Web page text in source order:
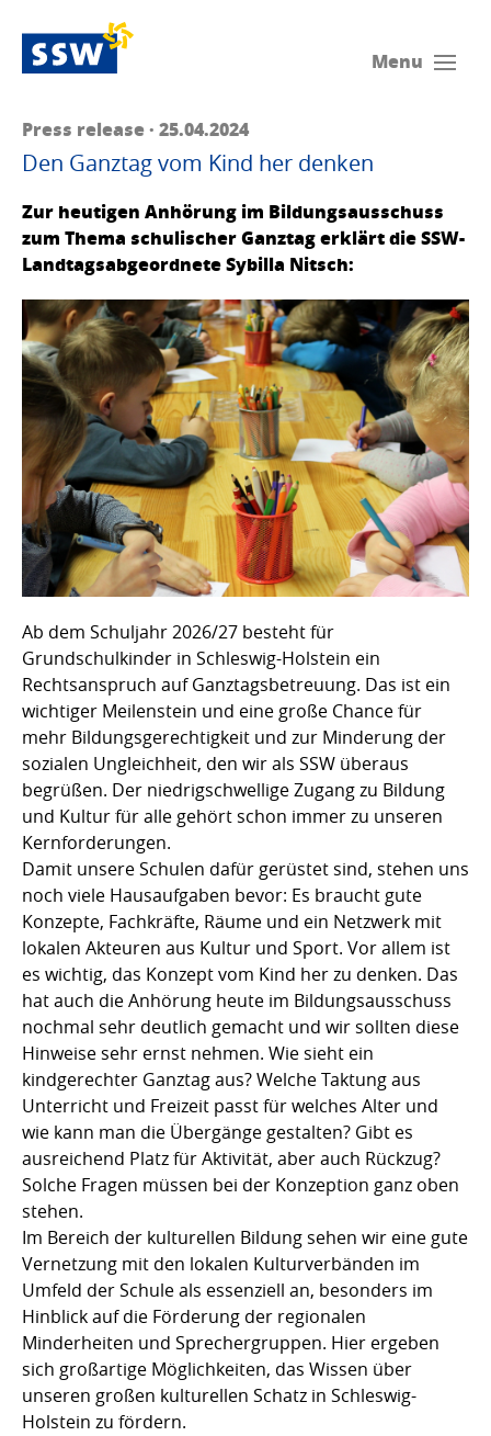
Menu
Press release · 25.04.2024
Den Ganztag vom Kind her denken
Zur heutigen Anhörung im Bildungsausschuss
zum Thema schulischer Ganztag erklärt die SSW-
Landtagsabgeordnete Sybilla Nitsch:
Ab dem Schuljahr 2026/27 besteht für
Grundschulkinder in Schleswig-Holstein ein
Rechtsanspruch auf Ganztagsbetreuung. Das ist ein
wichtiger Meilenstein und eine große Chance für
mehr Bildungsgerechtigkeit und zur Minderung der
sozialen Ungleichheit, den wir als SSW überaus
begrüßen. Der niedrigschwellige Zugang zu Bildung
und Kultur für alle gehört schon immer zu unseren
Kernforderungen.
Damit unsere Schulen dafür gerüstet sind, stehen uns
noch viele Hausaufgaben bevor: Es braucht gute
Konzepte, Fachkräfte, Räume und ein Netzwerk mit
lokalen Akteuren aus Kultur und Sport. Vor allem ist
es wichtig, das Konzept vom Kind her zu denken. Das
hat auch die Anhörung heute im Bildungsausschuss
nochmal sehr deutlich gemacht und wir sollten diese
Hinweise sehr ernst nehmen. Wie sieht ein
kindgerechter Ganztag aus? Welche Taktung aus
Unterricht und Freizeit passt für welches Alter und
wie kann man die Übergänge gestalten? Gibt es
ausreichend Platz für Aktivität, aber auch Rückzug?
Solche Fragen müssen bei der Konzeption ganz oben
stehen.
Im Bereich der kulturellen Bildung sehen wir eine gute
Vernetzung mit den lokalen Kulturverbänden im
Umfeld der Schule als essenziell an, besonders im
Hinblick auf die Förderung der regionalen
Minderheiten und Sprechergruppen. Hier ergeben
sich großartige Möglichkeiten, das Wissen über
unseren großen kulturellen Schatz in Schleswig-
Holstein zu fördern.